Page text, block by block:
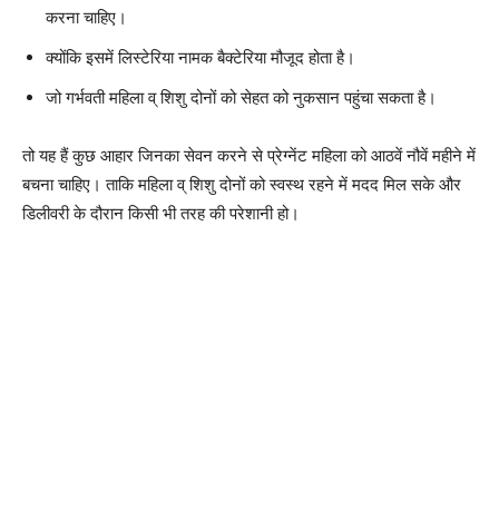
करना चाहिए।
क्योंकि इसमें लिस्टेरिया नामक बैक्टेरिया मौजूद होता है।
जो गर्भवती महिला व् शिशु दोनों को सेहत को नुकसान पहुंचा सकता है।
तो यह हैं कुछ आहार जिनका सेवन करने से प्रेग्नेंट महिला को आठवें नौवें महीने में
बचना चाहिए। ताकि महिला व् शिशु दोनों को स्वस्थ रहने में मदद मिल सके और
डिलीवरी के दौरान किसी भी तरह की परेशानी हो।